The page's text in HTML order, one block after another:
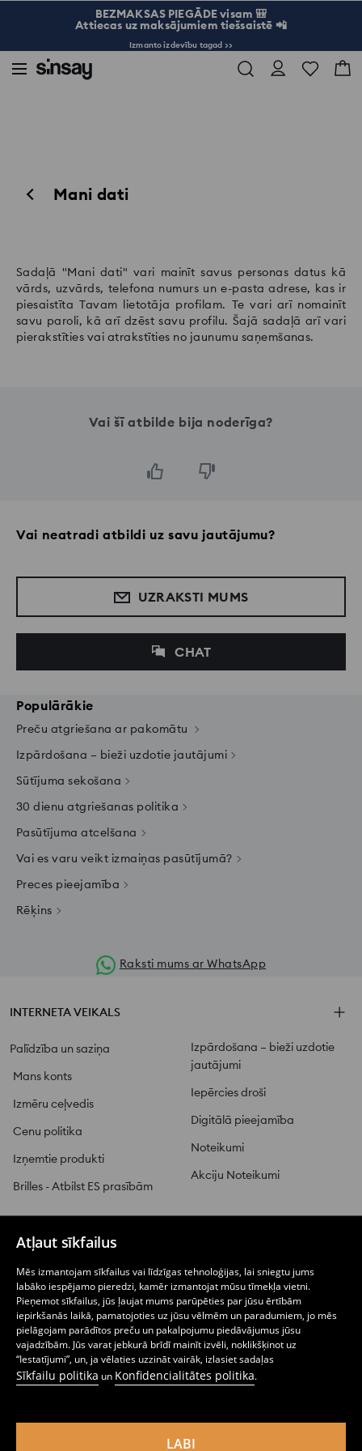
Atļaut sīkfailus
Mēs izmantojam sīkfailus vai līdzīgas tehnoloģijas, lai sniegtu jums
labāko iespējamo pieredzi, kamēr izmantojat mūsu tīmekļa vietni.
Pieņemot sīkfailus, jūs ļaujat mums parūpēties par jūsu ērtībām
iepirkšanās laikā, pamatojoties uz jūsu vēlmēm un paradumiem, jo mēs
pielāgojam parādītos preču un pakalpojumu piedāvājumus jūsu
vajadzībām. Jūs varat jebkurā brīdī mainīt izvēli, noklikšķinot uz
“Iestatījumi”, un, ja vēlaties uzzināt vairāk, izlasiet sadaļas
Sīkfailu politika un Konfidencialitātes politika.
LABI
BEZMAKSAS PIEGĀDE visam 🎒
Attiecas uz maksājumiem tiešsaistē 📲
Izmanto izdevību tagad >>
Mani dati
Sadaļā "Mani dati" vari mainīt savus personas datus kā
vārds, uzvārds, telefona numurs un e-pasta adrese, kas ir
piesaistīta Tavam lietotāja profilam. Te vari arī nomainīt
savu paroli, kā arī dzēst savu profilu. Šajā sadaļā arī vari
pierakstīties vai atrakstīties no jaunumu saņemšanas.
Vai šī atbilde bija noderīga?
Vai neatradi atbildi uz savu jautājumu?
UZRAKSTI MUMS
CHAT
Populārākie
Preču atgriešana ar pakomātu
Izpārdošana – bieži uzdotie jautājumi
Sūtījuma sekošana
30 dienu atgriešanas politika
Pasūtījuma atcelšana
Vai es varu veikt izmaiņas pasūtījumā?
Preces pieejamība
Rēķins
Raksti mums ar WhatsApp
INTERNETA VEIKALS
Palīdzība un saziņa
Mans konts
Izmēru ceļvedis
Cenu politika
Izņemtie produkti
Brilles - Atbilst ES prasībām
Izpārdošana – bieži uzdotie
jautājumi
Iepērcies droši
Digitālā pieejamība
Noteikumi
Akciju Noteikumi
PIEGĀDE UN ATGRIEŠANA
SINSAY ZĪMOLU
SEKO MUMS